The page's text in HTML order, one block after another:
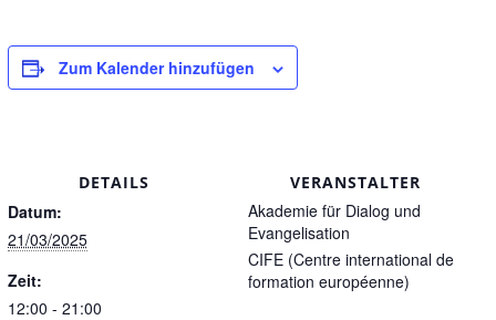
Zum Kalender hinzufügen
DETAILS
Datum:
21/03/2025
Zeit:
12:00 - 21:00
VERANSTALTER
Akademie für Dialog und
Evangelisation
CIFE (Centre international de
formation européenne)